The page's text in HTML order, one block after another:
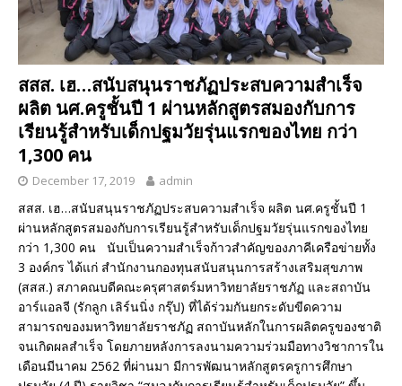
สสส. เฮ…สนับสนุนราชภัฏประสบความสำเร็จ
ผลิต นศ.ครูชั้นปี 1 ผ่านหลักสูตรสมองกับการ
เรียนรู้สำหรับเด็กปฐมวัยรุ่นแรกของไทย กว่า
1,300 คน
December 17, 2019 admin
สสส. เฮ…สนับสนุนราชภัฏประสบความสำเร็จ ผลิต นศ.ครูชั้นปี 1
ผ่านหลักสูตรสมองกับการเรียนรู้สำหรับเด็กปฐมวัยรุ่นแรกของไทย
กว่า 1,300 คน นับเป็นความสำเร็จก้าวสำคัญของภาคีเครือข่ายทั้ง
3 องค์กร ได้แก่ สำนักงานกองทุนสนับสนุนการสร้างเสริมสุขภาพ
(สสส.) สภาคณบดีคณะครุศาสตร์มหาวิทยาลัยราชภัฏ และสถาบัน
อาร์แอลจี (รักลูก เลิร์นนิ่ง กรุ๊ป) ที่ได้ร่วมกันยกระดับขีดความ
สามารถของมหาวิทยาลัยราชภัฏ สถาบันหลักในการผลิตครูของชาติ
จนเกิดผลสำเร็จ โดยภายหลังการลงนามความร่วมมือทางวิชาการใน
เดือนมีนาคม 2562 ที่ผ่านมา มีการพัฒนาหลักสูตรครูการศึกษา